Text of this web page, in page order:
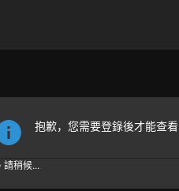
抱歉，您需要登錄後才能查看
請稍候...